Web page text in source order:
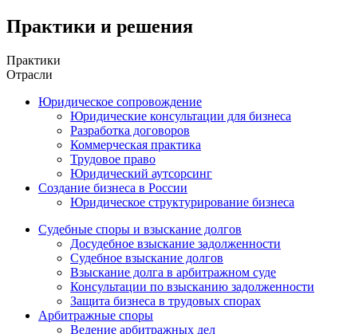
Практики и решения
Практики
Отрасли
Юридическое сопровождение
Юридические консультации для бизнеса
Разработка договоров
Коммерческая практика
Трудовое право
Юридический аутсорсинг
Создание бизнеса в России
Юридическое структурирование бизнеса
Судебные споры и взыскание долгов
Досудебное взыскание задолженности
Судебное взыскание долгов
Взыскание долга в арбитражном суде
Консультации по взысканию задолженности
Защита бизнеса в трудовых спорах
Арбитражные споры
Ведение арбитражных дел